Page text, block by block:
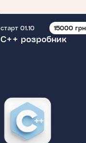
старт 01.10 15000 грн
C++ розробник